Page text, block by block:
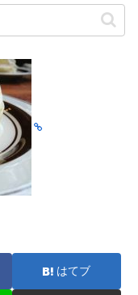
はてブ